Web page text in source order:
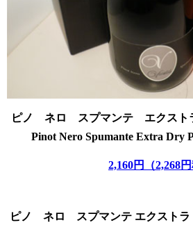
ピノ ネロ スプマンテ エクス
Pinot NeroSpumante Extra Dry
2,160円（2,268円
ピノ ネロ スプマンテ エクスト